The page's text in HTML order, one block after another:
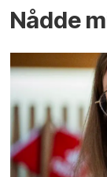
Nådde